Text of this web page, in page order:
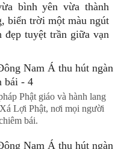
bình yên vừa thành
biển trời một màu ngút
đẹp tuyệt trần giữa vạn
Phật giáo và hành lang
Lợi Phật, nơi mọi người
bái.